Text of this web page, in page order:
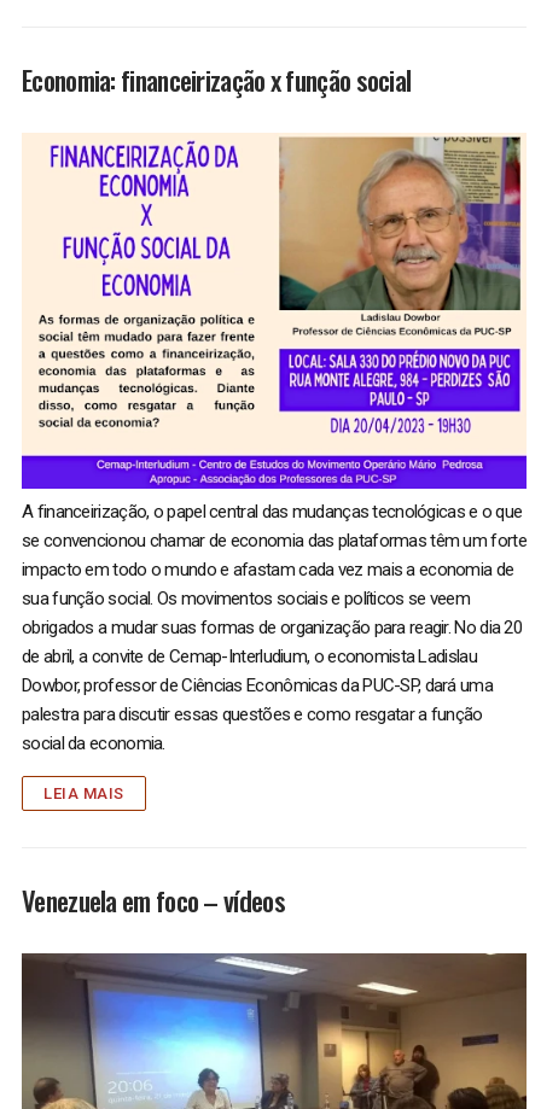
Economia: financeirização x função social
A financeirização, o papel central das mudanças tecnológicas e o que
se convencionou chamar de economia das plataformas têm um forte
impacto em todo o mundo e afastam cada vez mais a economia de
sua função social. Os movimentos sociais e políticos se veem
obrigados a mudar suas formas de organização para reagir. No dia 20
de abril, a convite de Cemap-Interludium, o economista Ladislau
Dowbor, professor de Ciências Econômicas da PUC-SP, dará uma
palestra para discutir essas questões e como resgatar a função
social da economia.
LEIA MAIS
Venezuela em foco – vídeos